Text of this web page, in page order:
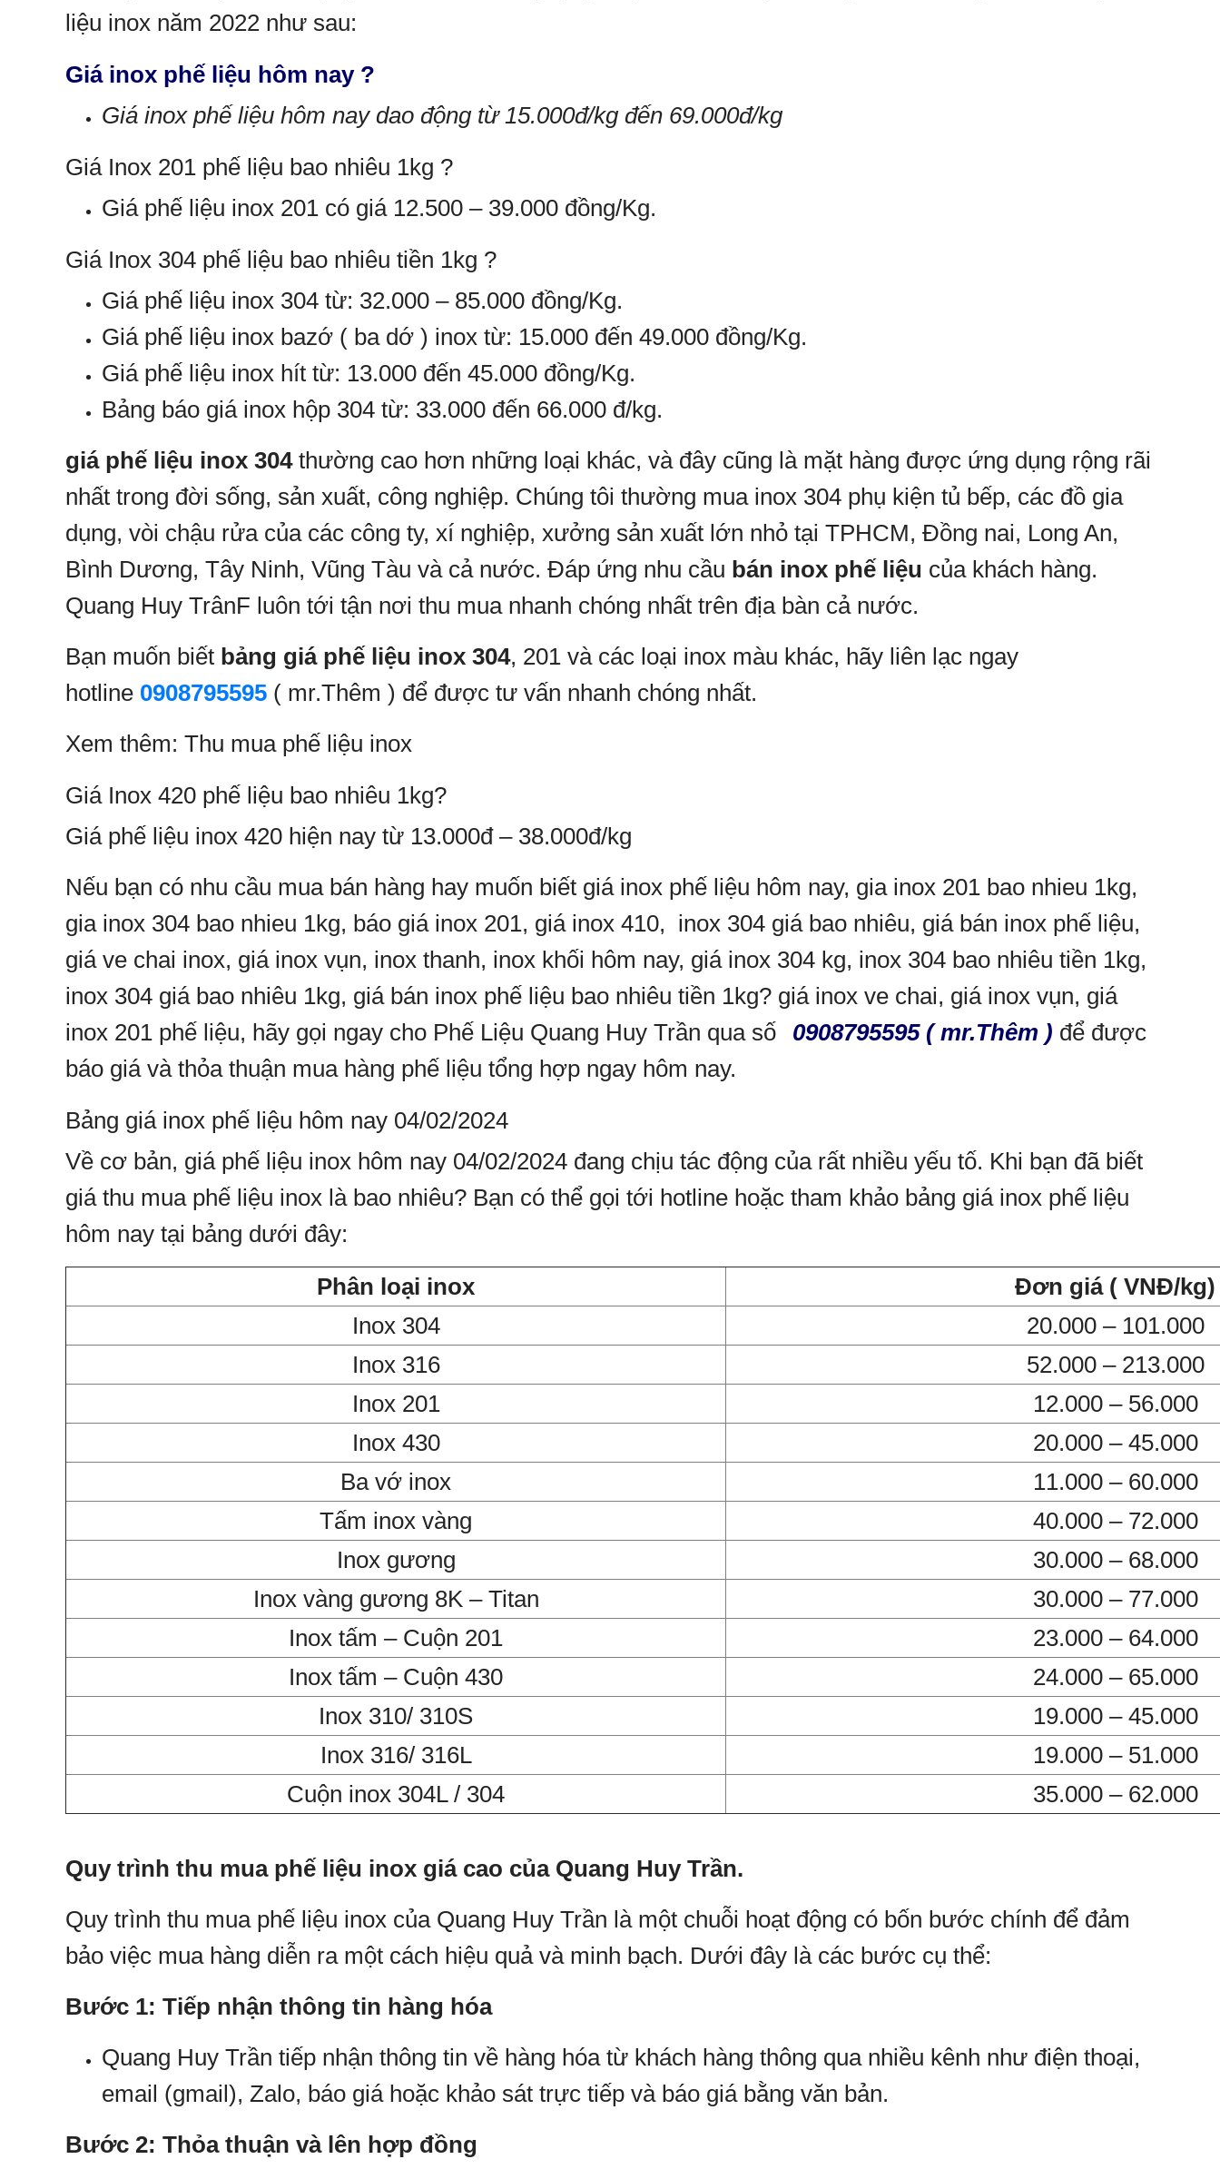
liệu inox năm 2022 như sau:
Giá inox phế liệu hôm nay ?
Giá inox phế liệu hôm nay dao động từ 15.000đ/kg đến 69.000đ/kg
Giá Inox 201 phế liệu bao nhiêu 1kg ?
Giá phế liệu inox 201 có giá 12.500 – 39.000 đồng/Kg.
Giá Inox 304 phế liệu bao nhiêu tiền 1kg ?
Giá phế liệu inox 304 từ: 32.000 – 85.000 đồng/Kg.
Giá phế liệu inox bazớ ( ba dớ ) inox từ: 15.000 đến 49.000 đồng/Kg.
Giá phế liệu inox hít từ: 13.000 đến 45.000 đồng/Kg.
Bảng báo giá inox hộp 304 từ: 33.000 đến 66.000 đ/kg.
giá phế liệu inox 304thường cao hơn những loại khác, và đây cũng là mặt hàng được ứng dụng rộng rãi
nhất trong đời sống, sản xuất, công nghiệp. Chúng tôi thường mua inox 304 phụ kiện tủ bếp, các đồ gia
dụng, vòi chậu rửa của các công ty, xí nghiệp, xưởng sản xuất lớn nhỏ tại TPHCM, Đồng nai, Long An,
Bình Dương, Tây Ninh, Vũng Tàu và cả nước. Đáp ứng nhu cầu bán inox phế liệu của khách hàng.
Quang Huy TrânF luôn tới tận nơi thu mua nhanh chóng nhất trên địa bàn cả nước.
Bạn muốn biết bảng giá phế liệu inox 304, 201 và các loại inox màu khác, hãy liên lạc ngay
hotline 0908795595 ( mr.Thêm ) để được tư vấn nhanh chóng nhất.
Xem thêm: Thu mua phế liệu inox
Giá Inox 420 phế liệu bao nhiêu 1kg?
Giá phế liệu inox 420 hiện nay từ 13.000đ – 38.000đ/kg
Nếu bạn có nhu cầu mua bán hàng hay muốn biết giá inox phế liệu hôm nay, gia inox 201 bao nhieu 1kg,
gia inox 304 bao nhieu 1kg, báo giá inox 201, giá inox 410, inox 304 giá bao nhiêu, giá bán inox phế liệu,
giá ve chai inox, giá inox vụn, inox thanh, inox khối hôm nay, giá inox 304 kg, inox 304 bao nhiêu tiền 1kg,
inox 304 giá bao nhiêu 1kg, giá bán inox phế liệu bao nhiêu tiền 1kg? giá inox ve chai, giá inox vụn, giá
inox 201 phế liệu, hãy gọi ngay cho Phế Liệu Quang Huy Trần qua số
0908795595( mr.Thêm ) để được
báo giá và thỏa thuận mua hàng phế liệu tổng hợp ngay hôm nay.
Bảng giá inox phế liệu hôm nay 04/02/2024
Về cơ bản, giá phế liệu inox hôm nay 04/02/2024 đang chịu tác động của rất nhiều yếu tố. Khi bạn đã biết
giá thu mua phế liệu inox là bao nhiêu? Bạn có thể gọi tới hotline hoặc tham khảo bảng giá inox phế liệu
hôm nay tại bảng dưới đây:
Phân loại inox
Đơn giá ( VNĐ/kg)
Inox 304
20.000 – 101.000
Inox 316
52.000 – 213.000
Inox 201
12.000 – 56.000
Inox 430
20.000 – 45.000
Ba vớ inox
11.000 – 60.000
Tấm inox vàng
40.000 – 72.000
Inox gương
30.000 – 68.000
Inox vàng gương 8K – Titan
30.000 – 77.000
Inox tấm – Cuộn 201
23.000 – 64.000
Inox tấm – Cuộn 430
24.000 – 65.000
Inox 310/ 310S
19.000 – 45.000
Inox 316/ 316L
19.000 – 51.000
Cuộn inox 304L / 304
35.000 – 62.000
Quy trình thu mua phế liệu inox giá cao của Quang Huy Trần.
Quy trình thu mua phế liệu inox của Quang Huy Trần là một chuỗi hoạt động có bốn bước chính để đảm
bảo việc mua hàng diễn ra một cách hiệu quả và minh bạch. Dưới đây là các bước cụ thể:
Bước 1: Tiếp nhận thông tin hàng hóa
Quang Huy Trần tiếp nhận thông tin về hàng hóa từ khách hàng thông qua nhiều kênh như điện thoại,
email (gmail), Zalo, báo giá hoặc khảo sát trực tiếp và báo giá bằng văn bản.
Bước 2: Thỏa thuận và lên hợp đồng